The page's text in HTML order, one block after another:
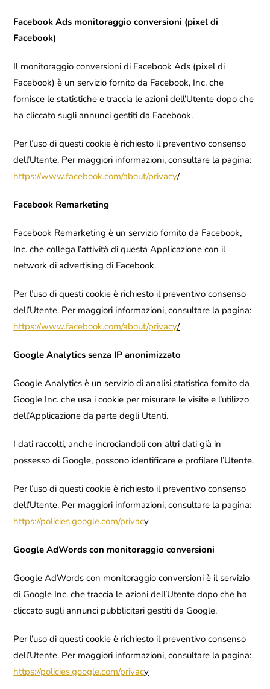
Facebook Ads monitoraggio conversioni (pixel di
Facebook)
Il monitoraggio conversioni di Facebook Ads (pixel di
Facebook) è un servizio fornito da Facebook, Inc. che
fornisce le statistiche e traccia le azioni dell’Utente dopo che
ha cliccato sugli annunci gestiti da Facebook.
Per l’uso di questi cookie è richiesto il preventivo consenso
dell’Utente. Per maggiori informazioni, consultare la pagina:
https://www.facebook.com/about/privacy/
Facebook Remarketing
Facebook Remarketing è un servizio fornito da Facebook,
Inc. che collega l’attività di questa Applicazione con il
network di advertising di Facebook.
Per l’uso di questi cookie è richiesto il preventivo consenso
dell’Utente. Per maggiori informazioni, consultare la pagina:
https://www.facebook.com/about/privacy/
Google Analytics senza IP anonimizzato
Google Analytics è un servizio di analisi statistica fornito da
Google Inc. che usa i cookie per misurare le visite e l’utilizzo
dell’Applicazione da parte degli Utenti.
I dati raccolti, anche incrociandoli con altri dati già in
possesso di Google, possono identificare e profilare l’Utente.
Per l’uso di questi cookie è richiesto il preventivo consenso
dell’Utente. Per maggiori informazioni, consultare la pagina:
https://policies.google.com/privacy
Google AdWords con monitoraggio conversioni
Google AdWords con monitoraggio conversioni è il servizio
di Google Inc. che traccia le azioni dell’Utente dopo che ha
cliccato sugli annunci pubblicitari gestiti da Google.
Per l’uso di questi cookie è richiesto il preventivo consenso
dell’Utente. Per maggiori informazioni, consultare la pagina:
https://policies.google.com/privacy